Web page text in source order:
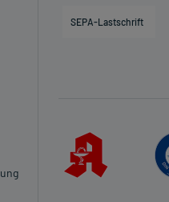
SEPA-Lastschrift